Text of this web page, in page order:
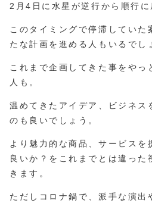
2月4日に水星が逆行から順行に
このタイミングで停滞していた
たな計画を進める人もいるでし
これまで企画してきた事をやっ
人も。
温めてきたアイデア、ビジネス
のも良いでしょう。
より魅力的な商品、サービスを
良いか？をこれまでとは違った
きます。
ただしコロナ鍋で、派手な演出